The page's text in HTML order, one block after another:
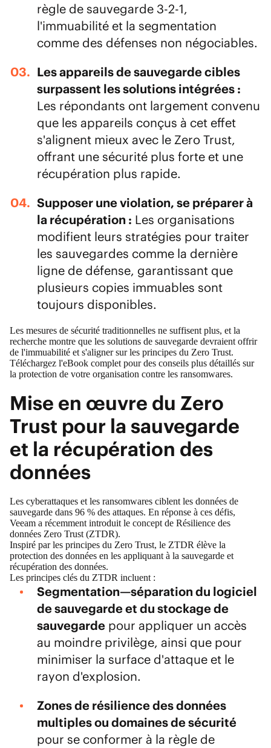
règle de sauvegarde 3-2-1,
l'immuabilité et la segmentation
comme des défenses non négociables.
Les appareils de sauvegarde cibles
surpassent les solutions intégrées :
Les répondants ont largement convenu
que les appareils conçus à cet effet
s'alignent mieux avec le Zero Trust,
offrant une sécurité plus forte et une
récupération plus rapide.
Supposer une violation, se préparer à
la récupération : Les organisations
modifient leurs stratégies pour traiter
les sauvegardes comme la dernière
ligne de défense, garantissant que
plusieurs copies immuables sont
toujours disponibles.
Les mesures de sécurité traditionnelles ne suffisent plus, et la
recherche montre que les solutions de sauvegarde devraient offrir
de l'immuabilité et s'aligner sur les principes du Zero Trust.
Téléchargez l'eBook completpour des conseils plus détaillés sur
la protection de votre organisation contre les ransomwares.
Mise en œuvre du Zero
Trust pour la sauvegarde
et la récupération des
données
Les cyberattaques et les ransomwares ciblent les données de
sauvegarde dans 96 % des attaques. En réponse à ces défis,
Veeam a récemment introduit le concept de Résilience des
données Zero Trust (ZTDR).
Inspiré par les principes du Zero Trust, le ZTDR élève la
protection des données en les appliquant à la sauvegarde et
récupération des données.
Les principes clés du ZTDR incluent :
Segmentation—séparation du logiciel
de sauvegarde et du stockage de
sauvegardepour appliquer un accès
au moindre privilège, ainsi que pour
minimiser la surface d'attaque et le
rayon d'explosion.
Zones de résilience des données
multiples ou domaines de sécurité
pour se conformer à la règle de